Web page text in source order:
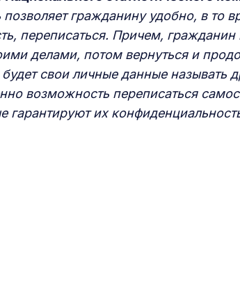
гражданину удобно, в то
переписаться. Причем,
делами, потом вернуться и
свои личные данные называть
возможность переписаться
гарантируют их